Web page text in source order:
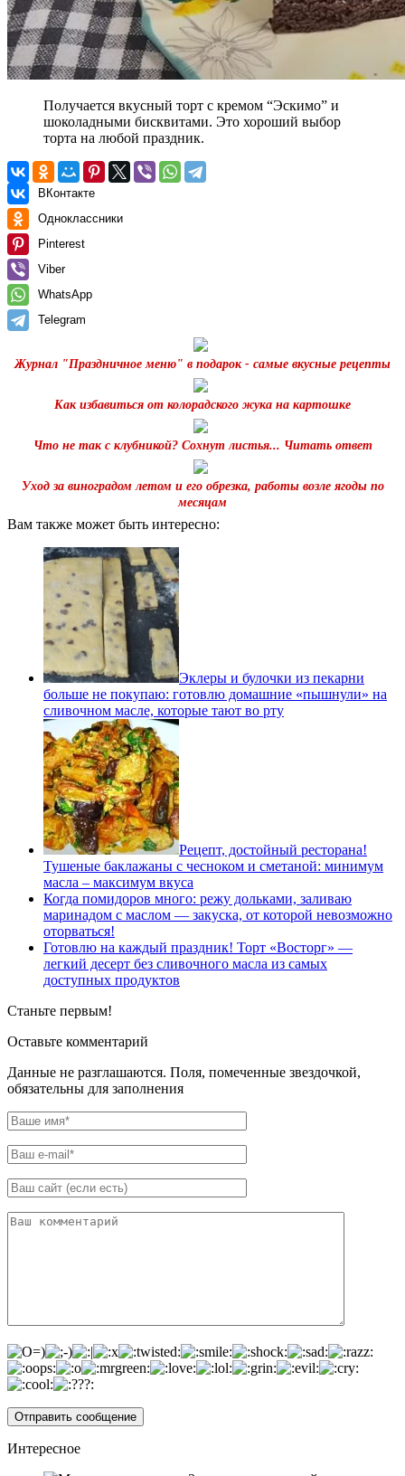
Получается вкусный торт с кремом “Эскимо” и
шоколадными бисквитами. Это хороший выбор
торта на любой праздник.
ВКонтакте
Одноклассники
Pinterest
Viber
WhatsApp
Telegram
Журнал "Праздничное меню" в подарок - самые вкусные рецепты
Как избавиться от колорадского жука на картошке
Что не так с клубникой? Сохнут листья... Читать ответ
Уход за виноградом летом и его обрезка, работы возле ягоды по
месяцам
Вам также может быть интересно:
Эклеры и булочки из пекарни
больше не покупаю: готовлю домашние «пышнули» на
сливочном масле, которые тают во рту
Рецепт, достойный ресторана!
Тушеные баклажаны с чесноком и сметаной: минимум
масла – максимум вкуса
Когда помидоров много: режу дольками, заливаю
маринадом с маслом — закуска, от которой невозможно
оторваться!
Готовлю на каждый праздник! Торт «Восторг» —
легкий десерт без сливочного масла из самых
доступных продуктов
Станьте первым!
Оставьте комментарий
Данные не разглашаются. Поля, помеченные звездочкой,
обязательны для заполнения
Интересное